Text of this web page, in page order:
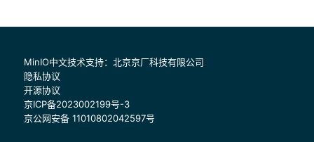
MinIO中文技术支持：北京京厂科技有限公司
隐私协议
开源协议
京ICP备2023002199号-3
京公网安备 11010802042597号